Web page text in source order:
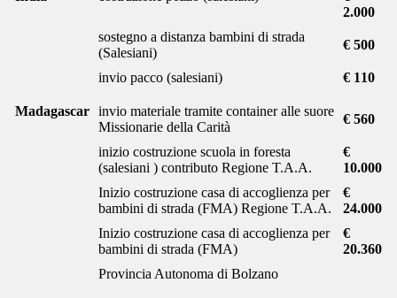
2.000
sostegno a distanza bambini di strada
(Salesiani)
€ 500
invio pacco (salesiani) € 110
Madagascar invio materiale tramite container alle suore
Missionarie della Carità
€ 560
inizio costruzione scuola in foresta
(salesiani ) contributo Regione T.A.A.
€
10.000
Inizio costruzione casa di accoglienza per
bambini di strada (FMA) Regione T.A.A.
€
24.000
Inizio costruzione casa di accoglienza per
bambini di strada (FMA)
€
20.360
Provincia Autonoma di Bolzano